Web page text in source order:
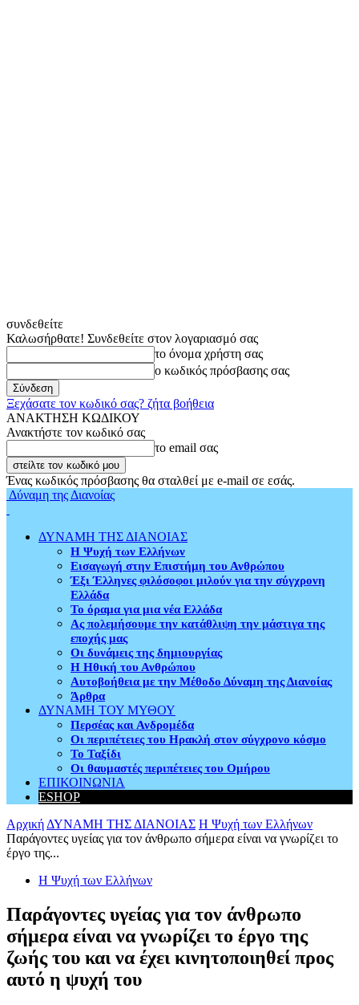
συνδεθείτε
Καλωσήρθατε! Συνδεθείτε στον λογαριασμό σας
το όνομα χρήστη σας
ο κωδικός πρόσβασης σας
Ξεχάσατε τον κωδικό σας? ζήτα βοήθεια
ΑΝΑΚΤΗΣΗ ΚΩΔΙΚΟΥ
Ανακτήστε τον κωδικό σας
το email σας
Ένας κωδικός πρόσβασης θα σταλθεί με e-mail σε εσάς.
Δύναμη της Διανοίας
ΔΥΝΑΜΗ ΤΗΣ ΔΙΑΝΟΙΑΣ
Η Ψυχή των Ελλήνων
Εισαγωγή στην Επιστήμη του Ανθρώπου
Έξι Έλληνες φιλόσοφοι μιλούν για την σύγχρονη
Ελλάδα
Το όραμα για μια νέα Ελλάδα
Ας πολεμήσουμε την κατάθλιψη την μάστιγα της
εποχής μας
Οι δυνάμεις της δημιουργίας
Η Ηθική του Ανθρώπου
Αυτοβοήθεια με την Μέθοδο Δύναμη της Διανοίας
Άρθρα
ΔΥΝΑΜΗ ΤΟΥ ΜΥΘΟΥ
Περσέας και Ανδρομέδα
Οι περιπέτειες του Ηρακλή στον σύγχρονο κόσμο
Το Ταξίδι
Οι θαυμαστές περιπέτειες του Ομήρου
ΕΠΙΚΟΙΝΩΝΙΑ
ESHOP
Αρχική ΔΥΝΑΜΗ ΤΗΣ ΔΙΑΝΟΙΑΣ Η Ψυχή των Ελλήνων
Παράγοντες υγείας για τον άνθρωπο σήμερα είναι να γνωρίζει το
έργο της...
Η Ψυχή των Ελλήνων
Παράγοντες υγείας για τον άνθρωπο
σήμερα είναι να γνωρίζει το έργο της
ζωής του και να έχει κινητοποιηθεί προς
αυτό η ψυχή του